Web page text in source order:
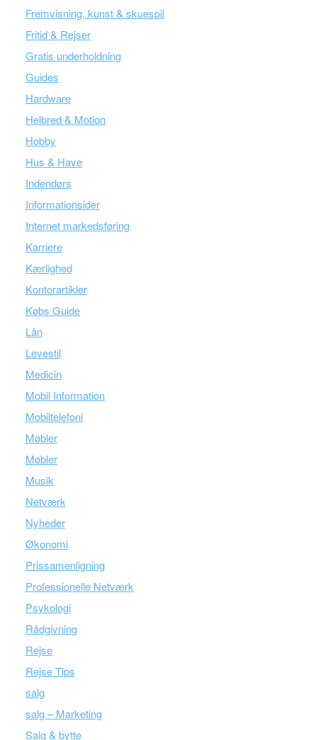
Fremvisning, kunst & skuespil
Fritid & Rejser
Gratis underholdning
Guides
Hardware
Helbred & Motion
Hobby
Hus & Have
Indendørs
Informationsider
Internet markedsføring
Karriere
Kærlighed
Kontorartikler
Købs Guide
Lån
Levestil
Medicin
Mobil Information
Mobiltelefoni
Møbler
Møbler
Musik
Netværk
Nyheder
Økonomi
Prissamenligning
Professionelle Netværk
Psykologi
Rådgivning
Rejse
Rejse Tips
salg
salg – Marketing
Salg & bytte